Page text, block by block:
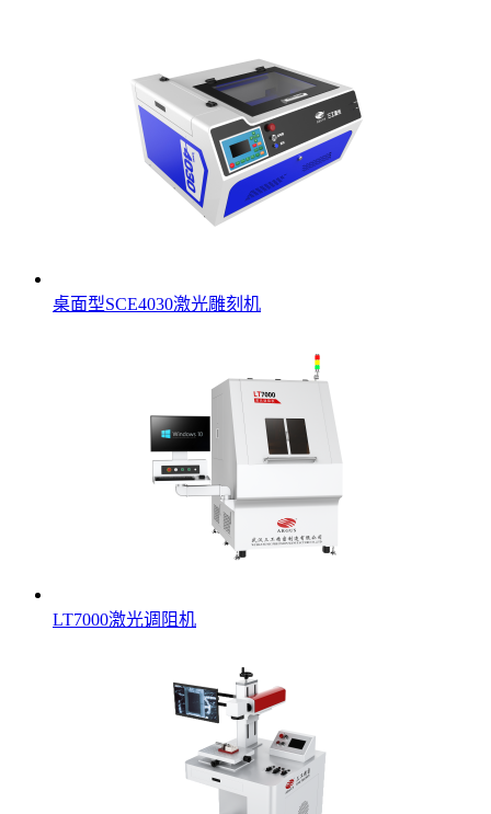
桌面型SCE4030激光雕刻机
LT7000激光调阻机